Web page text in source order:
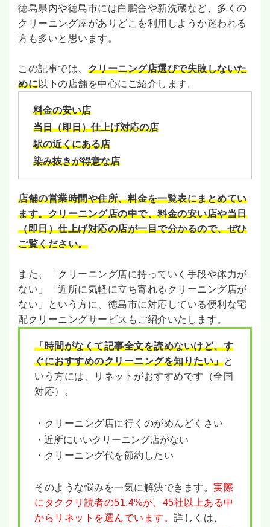
徳島県内や徳島市には白鵬舎や新洗蔵など、多くの
クリーニング屋がありどこを利用しようか迷われる
方も多いと思います。
この記事では、 クリーニング店選びで失敗しないた
めに 以下の店舗を中心にご紹介します。
料金の安い店
当日（即日）仕上げ対応の店
駅の近くにある店
染み抜きが得意な店
店舗の営業時間や住所、料金を一覧表にまとめてい
ます。クリーニング店の中で、料金の安い店や当日
（即日）仕上げ対応の店が一目で分かるので、ぜひ
ご覧ください。
また、「クリーニング店に持っていく手段や体力が
ない」「近所に気軽に立ち寄れるクリーニング店が
ない」という方に、徳島市に対応している便利な宅
配クリーニングサービスもご紹介いたします。
「時間がなくて記事全文を読めないけど、す
ぐにおすすめのクリーニングを知りたい」と
いう方には、リネットがおすすめです（全国
対応）。
・クリーニング店に行くのがめんどくさい
・近所にいいクリーニング店がない
・クリーニング代を節約したい
そのような悩みを一気に解決できます。 実際
にタククリ読者の51.4%が、45社以上ある中
からリネットを選んでいます。 詳しくは、